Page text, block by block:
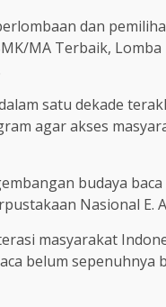
dan
MA Terbaik,
satu dekade
agar akses
budaya
Nasional E.
masyarakat
belum sepenuhnya